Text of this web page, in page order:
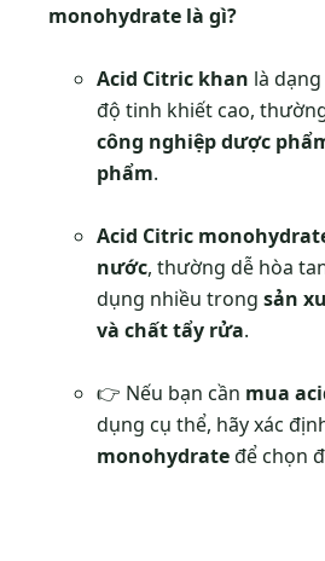
monohydrate là gì?
Acid Citric khan là dạng
độ tinh khiết cao,
công nghiệp dược
phẩm.
Acid Citric
nước, thường dễ hòa
dụng nhiều trong sản
và chất tẩy rửa.
👉 Nếu bạn cần mua
dụng cụ thể, hãy xác
monohydrateđể chọn